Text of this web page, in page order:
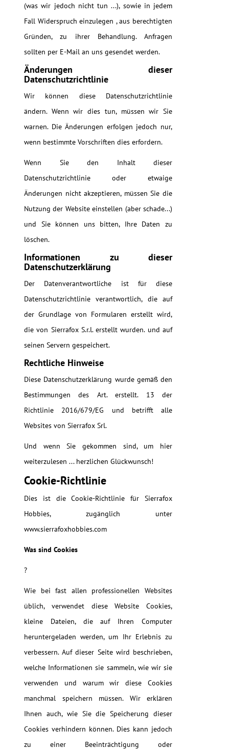
(was wir jedoch nicht tun ...), sowie in jedem
Fall Widerspruch einzulegen , aus berechtigten
Gründen, zu ihrer Behandlung. Anfragen
sollten per E-Mail an uns gesendet werden.
Änderungen dieser
Datenschutzrichtlinie
Wir können diese Datenschutzrichtlinie
ändern. Wenn wir dies tun, müssen wir Sie
warnen. Die Änderungen erfolgen jedoch nur,
wenn bestimmte Vorschriften dies erfordern.
Wenn Sie den Inhalt dieser
Datenschutzrichtlinie oder etwaige
Änderungen nicht akzeptieren, müssen Sie die
Nutzung der Website einstellen (aber schade...)
und Sie können uns bitten, Ihre Daten zu
löschen.
Informationen zu dieser
Datenschutzerklärung
Der Datenverantwortliche ist für diese
Datenschutzrichtlinie verantwortlich, die auf
der Grundlage von Formularen erstellt wird,
die von Sierrafox S.r.l. erstellt wurden. und auf
seinen Servern gespeichert.
Rechtliche Hinweise
Diese Datenschutzerklärung wurde gemäß den
Bestimmungen des Art. erstellt. 13 der
Richtlinie 2016/679/EG und betrifft alle
Websites von Sierrafox Srl.
Und wenn Sie gekommen sind, um hier
weiterzulesen ... herzlichen Glückwunsch!
Cookie-Richtlinie
Dies ist die Cookie-Richtlinie für Sierrafox
Hobbies, zugänglich unter
www.sierrafoxhobbies.com
Was sind Cookies
?
Wie bei fast allen professionellen Websites
üblich, verwendet diese Website Cookies,
kleine Dateien, die auf Ihren Computer
heruntergeladen werden, um Ihr Erlebnis zu
verbessern. Auf dieser Seite wird beschrieben,
welche Informationen sie sammeln, wie wir sie
verwenden und warum wir diese Cookies
manchmal speichern müssen. Wir erklären
Ihnen auch, wie Sie die Speicherung dieser
Cookies verhindern können. Dies kann jedoch
zu einer Beeinträchtigung oder